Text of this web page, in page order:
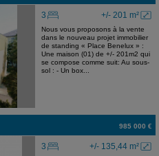
+/- 201 m²
3
Nous vous proposons à la vente
dans le nouveau projet immobilier
de standing « Place Benelux » :
Une maison (01) de +/- 201m2 qui
se compose comme suit: Au sous-
sol : - Un box...
985 000 €
+/- 135,44 m²
3